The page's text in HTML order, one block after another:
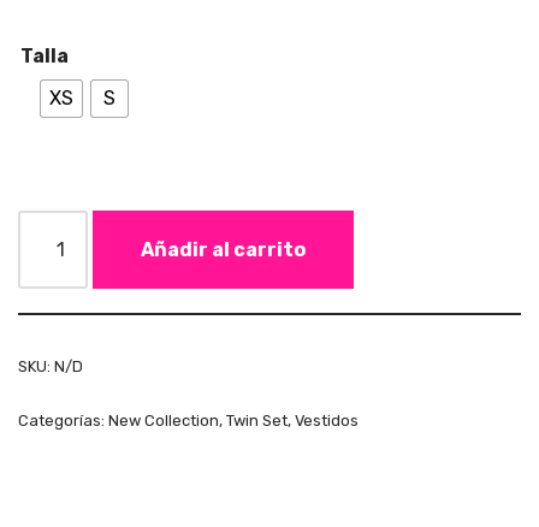
Talla
XS
S
Añadir al carrito
SKU: N/D
Categorías: New Collection, Twin Set, Vestidos